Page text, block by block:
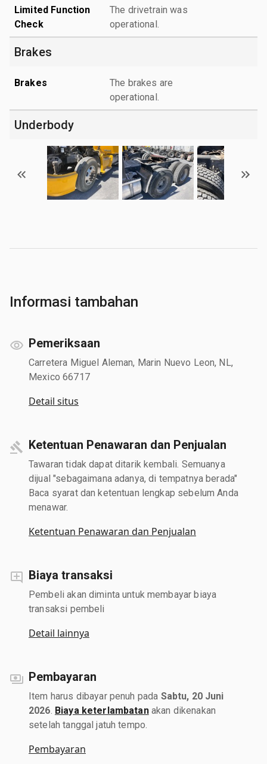
Limited Function
Check
The drivetrain was
operational.
Brakes
Brakes
The brakes are
operational.
Underbody
Informasi tambahan
Pemeriksaan
Carretera Miguel Aleman, Marin Nuevo Leon, NL,
Mexico 66717
Detail situs
Ketentuan Penawaran dan Penjualan
Tawaran tidak dapat ditarik kembali. Semuanya
dijual "sebagaimana adanya, di tempatnya berada"
Baca syarat dan ketentuan lengkap sebelum Anda
menawar.
Ketentuan Penawaran dan Penjualan
Biaya transaksi
Pembeli akan diminta untuk membayar biaya
transaksi pembeli
Detail lainnya
Pembayaran
Item harus dibayar penuh pada Sabtu, 20 Juni
2026 Biaya keterlambatanakan dikenakan
setelah tanggal jatuh tempo.
Pembayaran